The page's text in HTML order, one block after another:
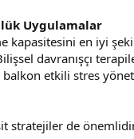
Uygulamalar
kapasitesini en iyi
davranışçı
balkon etkili stres
stratejiler de